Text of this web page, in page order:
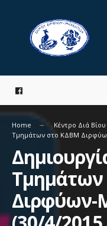
content
Home Κέντρο Διά
Τμημάτων στο ΚΔΒΜ
Διρφύων-
for: